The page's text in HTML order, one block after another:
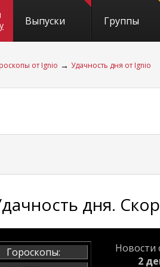
Выпуски Группы
от Ignio → Удачность дня от Ignio
дня.
Гороскопы:
Новости
2